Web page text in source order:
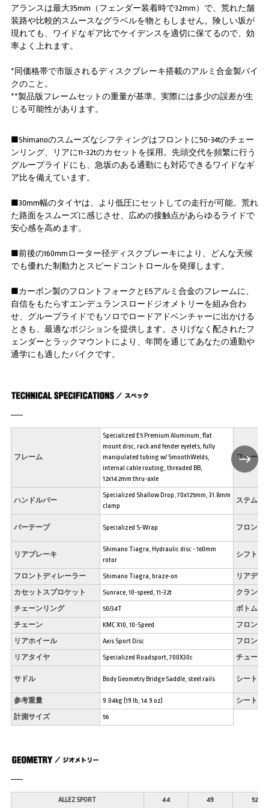
アランスは最大35mm（フェンダー装着時で32mm）で、荒れた舗
装路や比較的スムースなグラベルを物ともしません。険しい坂が
現れても、ワイドなギア比でケイデンスを適切に保てるので、効
率よく上れます。
*同価格帯で市販されるディスクブレーキ搭載のアルミ合金製バイ
クのこと。
**製品版フレームセットの重量が基準。実際には多少の誤差が生
じる可能性があります。
■Shimanoのスムーズなシフティングはフロントに50-34tのチェー
ンリング、リアに11-32tのカセットを採用。先頭交代を頻繁に行う
グループライドにも、急坂のある通勤にも対応できるワイドなギ
ア比を備えています。
■30mm幅のタイヤは、より低圧にセットしての走行が可能。荒れ
た路面をスムーズに感じさせ、広めの接触点があらゆるライドで
安心感を高めます。
■前後の160mmローター径ディスクブレーキにより、どんな天候
でも優れた制動力とスピードコントロールを発揮します。
■カーボン製のフロントフォークとE5アルミ合金のフレームに、
自信をもたらすエンデュランスロードジオメトリーを組み合わ
せ、グループライドでもソロでロードアドベンチャーに出かける
ときも、最適なポジションを提供します。さりげなく配されたフ
ェンダーとラックマウントにより、年間を通じてあなたの通勤や
通学にも適したバイクです。
フレーム
Specialized E5 Premium Aluminum, flat
mount disc, rack and fender eyelets, fully
manipulated tubing w/ SmoothWelds,
internal cable routing, threaded BB,
12x142mm thru-axle
フォーク
ハンドルバー
Specialized Shallow Drop, 70x125mm, 31.8mm
clamp
ステム
バーテープ Specialized S-Wrap フロント
リアブレーキ
Shimano Tiagra, Hydraulic disc - 160mm
rotor
シフトレ
フロントディレーラー Shimano Tiagra, braze-on リアディ
カセットスプロケット Sunrace, 10-speed, 11-32t クランク
チェーンリング 50/34T ボトムブ
チェーン KMC X10, 10-Speed フロント
リアホイール Axis Sport Disc フロント
リアタイヤ Specialized Roadsport, 700X30c チューブ
サドル Body Geometry Bridge Saddle, steel rails シートポ
参考重量 9.04kg (19 lb, 14.9 oz) シートク
計測サイズ 56
ALLEZ SPORT 44 49 52